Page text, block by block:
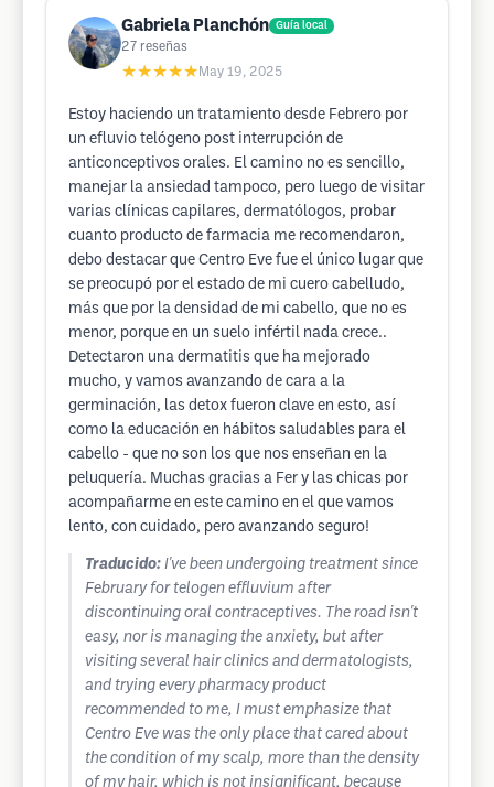
Gabriela Planchón Guía local
27 reseñas
★★★★★ May 19, 2025
Estoy haciendo un tratamiento desde Febrero por
un efluvio telógeno post interrupción de
anticonceptivos orales. El camino no es sencillo,
manejar la ansiedad tampoco, pero luego de visitar
varias clínicas capilares, dermatólogos, probar
cuanto producto de farmacia me recomendaron,
debo destacar que Centro Eve fue el único lugar que
se preocupó por el estado de mi cuero cabelludo,
más que por la densidad de mi cabello, que no es
menor, porque en un suelo infértil nada crece..
Detectaron una dermatitis que ha mejorado
mucho, y vamos avanzando de cara a la
germinación, las detox fueron clave en esto, así
como la educación en hábitos saludables para el
cabello - que no son los que nos enseñan en la
peluquería. Muchas gracias a Fer y las chicas por
acompañarme en este camino en el que vamos
lento, con cuidado, pero avanzando seguro!
Traducido: I've been undergoing treatment since
February for telogen effluvium after
discontinuing oral contraceptives. The road isn't
easy, nor is managing the anxiety, but after
visiting several hair clinics and dermatologists,
and trying every pharmacy product
recommended to me, I must emphasize that
Centro Eve was the only place that cared about
the condition of my scalp, more than the density
of my hair, which is not insignificant, because